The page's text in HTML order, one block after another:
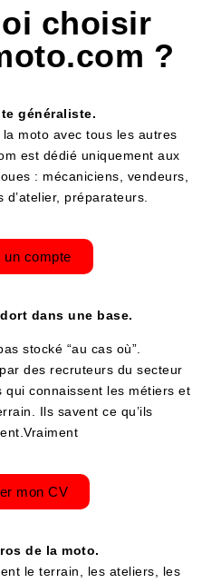
choisir
?
généraliste.
moto avec tous les autres
est dédié uniquement aux
: mécaniciens, vendeurs,
préparateurs.
un compte
dans une base.
stocké “au cas où”.
des recruteurs du secteur
qui connaissent les métiers et
Ils savent ce qu’ils
mon CV
de la moto.
le terrain, les ateliers, les